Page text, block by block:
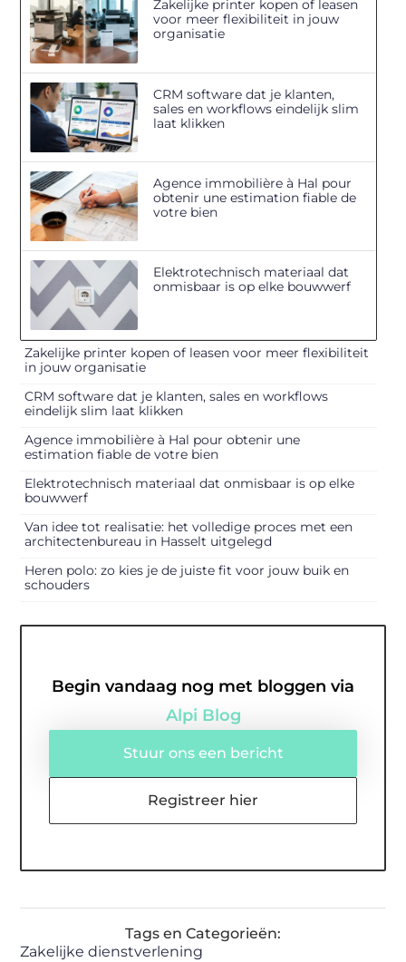
Zakelijke printer kopen of leasen
voor meer flexibiliteit in jouw
organisatie
CRM software dat je klanten,
sales en workflows eindelijk slim
laat klikken
Agence immobilière à Hal pour
obtenir une estimation fiable de
votre bien
Elektrotechnisch materiaal dat
onmisbaar is op elke bouwwerf
Zakelijke printer kopen of leasen voor meer flexibiliteit
in jouw organisatie
CRM software dat je klanten, sales en workflows
eindelijk slim laat klikken
Agence immobilière à Hal pour obtenir une
estimation fiable de votre bien
Elektrotechnisch materiaal dat onmisbaar is op elke
bouwwerf
Van idee tot realisatie: het volledige proces met een
architectenbureau in Hasselt uitgelegd
Heren polo: zo kies je de juiste fit voor jouw buik en
schouders
Begin vandaag nog met bloggen via
Alpi Blog
Stuur ons een bericht
Registreer hier
Tags en Categorieën:
Zakelijke dienstverlening